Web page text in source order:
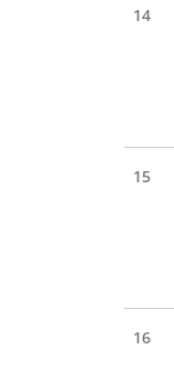
14
15
16